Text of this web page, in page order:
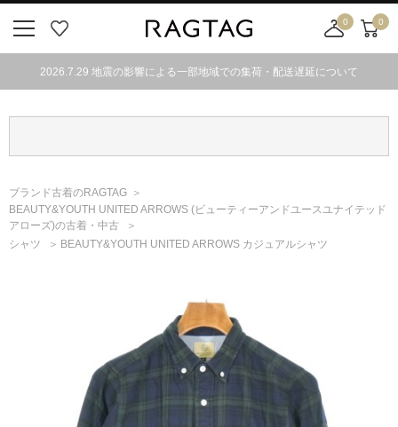
気
0
舗
カ
0
2026.7.29 地震の影響による一部地域での集荷・配送遅延について
ブランド古着のRAGTAG
BEAUTY&YOUTH UNITED ARROWS (ビューティーアンドユースユナイテッド
アローズ)の古着・中古
シャツ
BEAUTY&YOUTH UNITED ARROWS カジュアルシャツ